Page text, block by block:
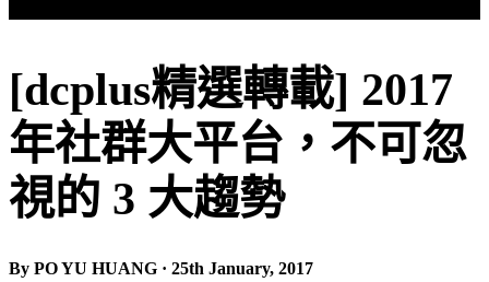
[dcplus精選轉載] 2017
年社群大平台，不可忽
視的 3 大趨勢
By PO YU HUANG · 25th January, 2017